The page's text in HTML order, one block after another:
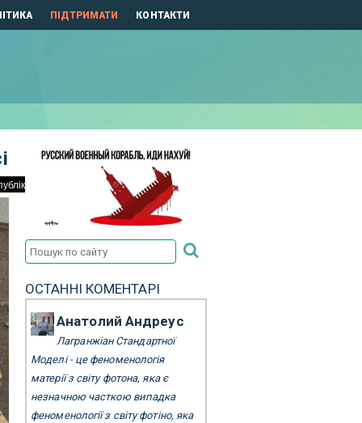
ПІДТРИМАТИ КОНТАКТИ
ОСТАННІ КОМЕНТАРІ
Анатолий Андреус
Лагранжіан Стандартної
Моделі - це феноменологія
матерії з світу фотона, яка є
незначною часткою випадка
феноменології з світу фотіно, яка